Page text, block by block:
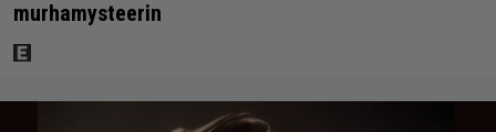
murhamysteerin